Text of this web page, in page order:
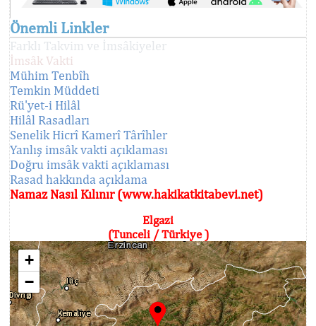
Önemli Linkler
Farklı Takvim ve İmsâkiyeler
İmsâk Vakti
Mühim Tenbîh
Temkin Müddeti
Rü'yet-i Hilâl
Hilâl Rasadları
Senelik Hicrî Kamerî Târîhler
Yanlış imsâk vakti açıklaması
Doğru imsâk vakti açıklaması
Rasad hakkında açıklama
Namaz Nasıl Kılınır (www.hakikatkitabevi.net)
Elgazi
(Tunceli / Türkiye )
+
−